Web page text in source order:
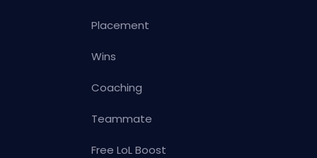
Placement
Wins
Coaching
Teammate
Free LoL Boost